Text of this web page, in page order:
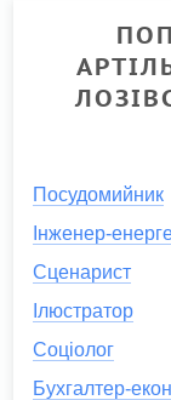
Посудомийник
Інженер-
Сценарист
Ілюстратор
Соціолог
Бухгалтер-